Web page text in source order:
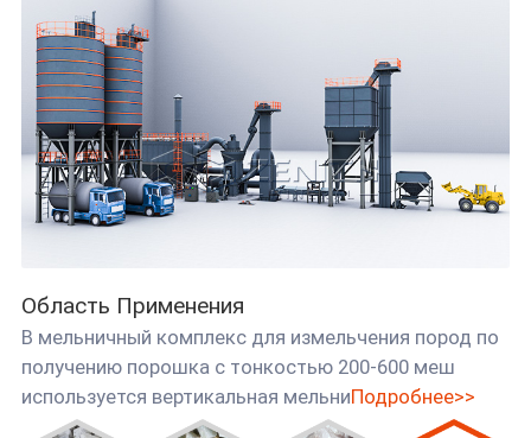
Проекты
нас
Контакты
Русский
Область Применения
В мельничный комплекс для измельчения пород по
получению порошка с тонкостью 200-600 меш
используется вертикальная мельниПодробнее>>